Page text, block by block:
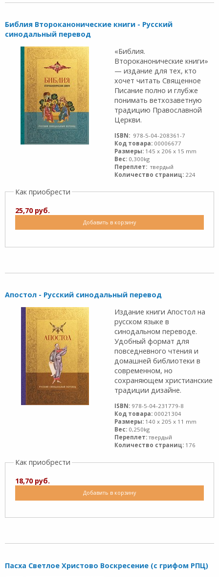
Библия Второканонические книги - Русский
синодальный перевод
«Библия.
Второканонические книги»
— издание для тех, кто
хочет читать Священное
Писание полно и глубже
понимать ветхозаветную
традицию Православной
Церкви.
ISBN: 978-5-04-208361-7
Код товара: 00006677
Размеры: 145 x 206 x 15 mm
Вес: 0,300kg
Переплет: твердый
Количество страниц: 224
Как приобрести
25,70 руб.
Добавить в корзину
Апостол - Русский синодальный перевод
Издание книги Апостол на
русском языке в
синодальном переводе.
Удобный формат для
повседневного чтения и
домашней библиотеки в
современном, но
сохраняющем христианские
традиции дизайне.
ISBN: 978-5-04-231779-8
Код товара: 00021304
Размеры: 140 x 205 x 11 mm
Вес: 0,250kg
Переплет: твердый
Количество страниц: 176
Как приобрести
18,70 руб.
Добавить в корзину
Пасха Светлое Христово Воскресение (с грифом РПЦ)